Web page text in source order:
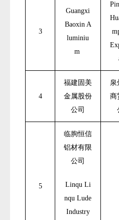
3
Guangxi
Baoxin A
luminiu
m
4
福建固美
金属股份
公司
泉
商
5
临朐恒信
铝材有限
公司
Linqu Li
nqu Lude
Industry